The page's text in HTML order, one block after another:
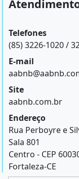
Telefones
(85) 3226-1020 /
E-mail
Site
aabnb.com.br
Endereço
Rua Perboyre e
Sala 801
Centro - CEP
Fortaleza-CE